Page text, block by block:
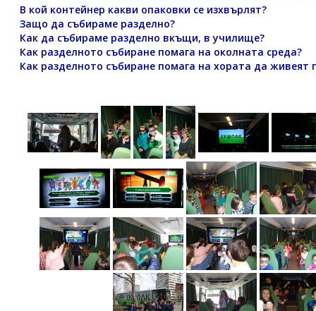
В кой контейнер какви опаковки се изхвърлят?
Защо да събираме разделно?
Как да събираме разделно вкъщи, в училище?
Как разделното събиране помага на околната среда?
Как разделното събиране помага на хората да живеят